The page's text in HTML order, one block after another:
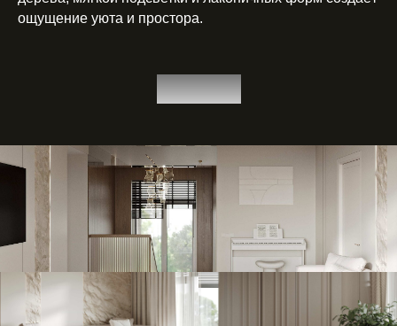
ощущение уюта и простора.
2 этаж